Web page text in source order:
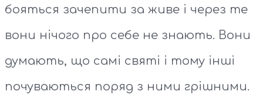
бояться зачепити за живе і через те
вони нічого про себе не знають. Вони
думають, що самі святі і тому інші
почуваються поряд з ними грішними.